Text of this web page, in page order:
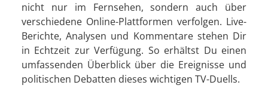
nicht nur im Fernsehen, sondern auch über
verschiedene Online-Plattformen verfolgen. Live-
Berichte, Analysen und Kommentare stehen Dir
in Echtzeit zur Verfügung. So erhältst Du einen
umfassenden Überblick über die Ereignisse und
politischen Debatten dieses wichtigen TV-Duells.